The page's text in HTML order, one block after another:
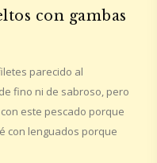
con gambas
parecido al
fino ni de sabroso, pero
este pescado porque
con lenguados porque